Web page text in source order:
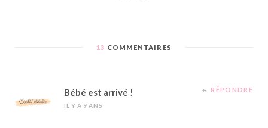
13 COMMENTAIRES
Bébé est arrivé !
IL Y A 9 ANS
RÉPONDRE